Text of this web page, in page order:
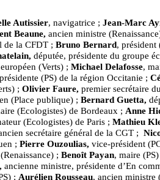
Autissier, navigatrice ; Jean-Marc
Beaune, ancien ministre
de la CFDT ; Bruno Bernard, président
députée, présidente du groupe
(Verts) ; Michael Delafosse,
(PS) de la région Occitanie ;
; Olivier Faure, premier secrétaire
(Place publique) ; Bernard Guetta,
(Ecologistes) de Bordeaux ; Anne
(Ecologistes) de Paris ; Mathieu
secrétaire général de la CGT ;
; Pierre Ouzoulias, vice-président
; Benoît Payan, maire
ancienne ministre, présidente d’En
; Aurélien Rousseau, ancien ministre